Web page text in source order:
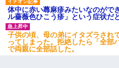
体中に赤い蕁麻疹みたいなのがで
ル薔薇色ひこう疹」という症状だ
子供の頃、母の弟にイタズラされ
ってしまった。拒絶したら「全部
で両親に全部話した。